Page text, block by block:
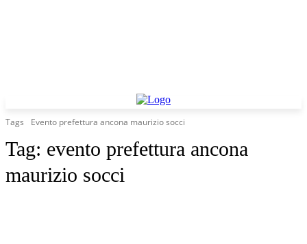
Tags Evento prefettura ancona maurizio socci
Tag: evento prefettura ancona
maurizio socci